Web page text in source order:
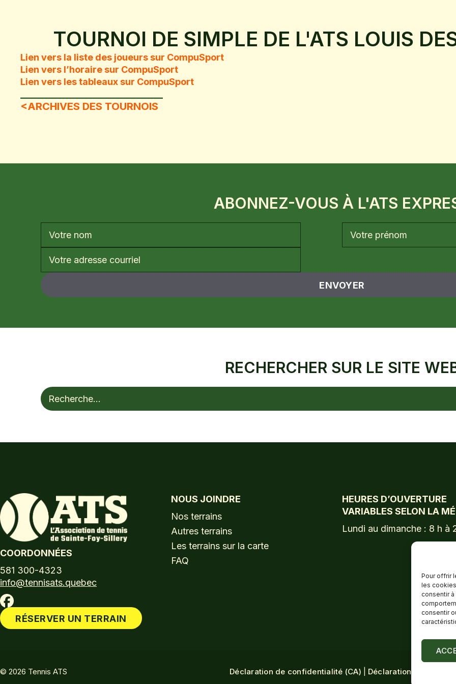
Pour offrir
les
consentir
consentir
TOURNOI DE SIMPLE DE L'ATS LOUIS
Lien vers la liste des joueurs sur CompuSport
Lien vers l’horaire sur CompuSport
Lien vers les tableaux sur CompuSport
____________________________
<ARCHIVES DES TOURNOIS
ABONNEZ-VOUS À L'ATS
RECHERCHER SUR LE SITE
Rechercher :
COORDONNÉES
581 300-4323
info@tennisats.quebec
RÉSERVER UN TERRAIN
NOUS JOINDRE
Nos terrains
Autres terrains
Les terrains sur la carte
FAQ
HEURES D’OUVERTURE
VARIABLES SELON LA
Lundi au dimanche : 8 h à
© 2026 Tennis ATS Déclaration de confidentialité (CA) Déclaration de